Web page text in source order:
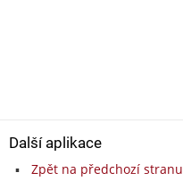
Další aplikace
Zpět na předchozí stranu